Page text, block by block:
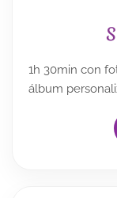
1h 30min con
álbum